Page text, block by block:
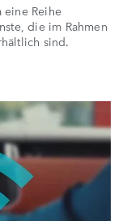
eine Reihe
die im Rahmen
sind.